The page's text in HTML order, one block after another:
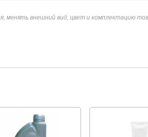
менять внешний вид, цвет и комплектацию